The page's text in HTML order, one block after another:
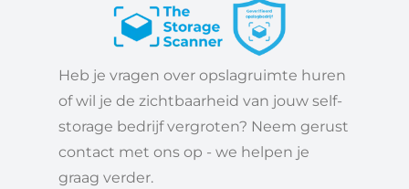
Heb je vragen over opslagruimte huren
of wil je de zichtbaarheid van jouw self-
storage bedrijf vergroten? Neem gerust
contact met ons op - we helpen je
graag verder.